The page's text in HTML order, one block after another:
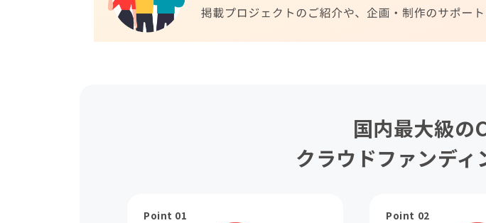
国内最大級の
クラウドファンディ
Point 01 Point 02